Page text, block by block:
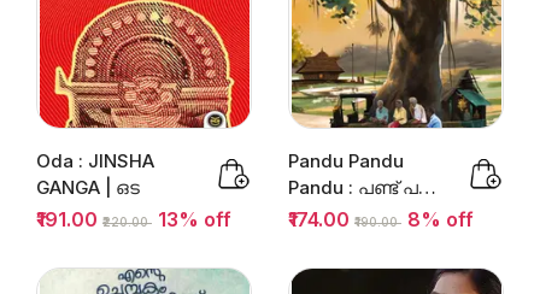
Oda : JINSHA
GANGA | ഒട
₹191.00 ₹220.00 13% off
Pandu Pandu
Pandu : പണ്ട് പണ്ട്
പണ്ട്‌ | Mahesh
₹174.00 ₹190.00 8% off